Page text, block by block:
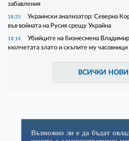
забавления
18:25
Украински анализатор: Северна
във войната на Русия срещу Украйна
18:14
Убийците на бизнесмена
кюлчетата злато и скъпите му часовници
ВСИЧКИ